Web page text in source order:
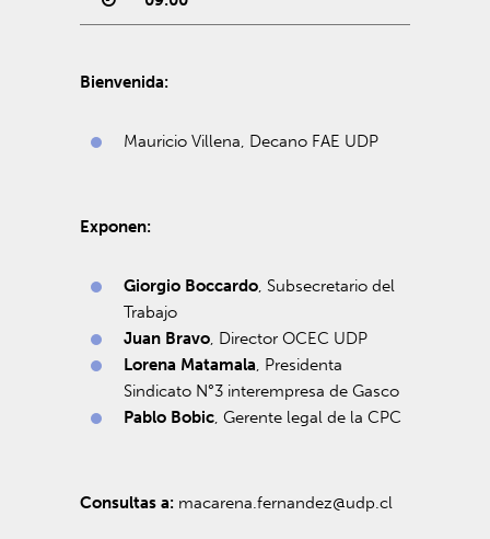
Bienvenida:
Mauricio Villena, Decano FAE UDP
Exponen:
Giorgio Boccardo, Subsecretario del
Trabajo
Juan Bravo, Director OCEC UDP
Lorena Matamala, Presidenta
Sindicato N°3 interempresa de Gasco
Pablo Bobic, Gerente legal de la CPC
Consultas a: macarena.fernandez@udp.cl